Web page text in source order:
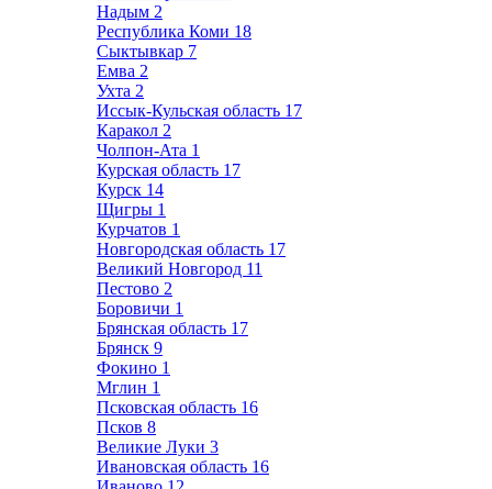
Надым 2
Республика Коми 18
Сыктывкар 7
Емва 2
Ухта 2
Иссык-Кульская область 17
Каракол 2
Чолпон-Ата 1
Курская область 17
Курск 14
Щигры 1
Курчатов 1
Новгородская область 17
Великий Новгород 11
Пестово 2
Боровичи 1
Брянская область 17
Брянск 9
Фокино 1
Мглин 1
Псковская область 16
Псков 8
Великие Луки 3
Ивановская область 16